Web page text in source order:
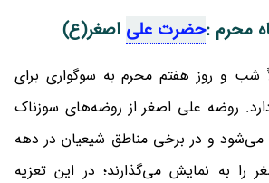
محرم :حضرت علی اصغر(ع)
شب و روز هفتم محرم به سوگواری برای
روضه علی اصغر از روضه‌های سوزناک
می‌شود و در برخی مناطق شیعیان در دهه
را به نمایش می‌گذارند؛ در این تعزیه